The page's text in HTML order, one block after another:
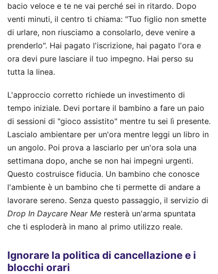
bacio veloce e te ne vai perché sei in ritardo. Dopo
venti minuti, il centro ti chiama: "Tuo figlio non smette
di urlare, non riusciamo a consolarlo, deve venire a
prenderlo". Hai pagato l'iscrizione, hai pagato l'ora e
ora devi pure lasciare il tuo impegno. Hai perso su
tutta la linea.
L'approccio corretto richiede un investimento di
tempo iniziale. Devi portare il bambino a fare un paio
di sessioni di "gioco assistito" mentre tu sei lì presente.
Lascialo ambientare per un'ora mentre leggi un libro in
un angolo. Poi prova a lasciarlo per un'ora sola una
settimana dopo, anche se non hai impegni urgenti.
Questo costruisce fiducia. Un bambino che conosce
l'ambiente è un bambino che ti permette di andare a
lavorare sereno. Senza questo passaggio, il servizio di
Drop In Daycare Near Me resterà un'arma spuntata
che ti esploderà in mano al primo utilizzo reale.
Ignorare la politica di cancellazione e i
blocchi orari